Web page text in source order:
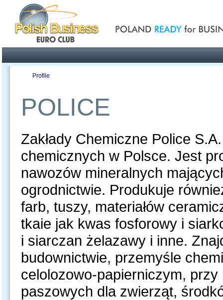
Profile
POLICE
Zakłady Chemiczne Police
chemicznych w Polsce. Jest
nawozów mineralnych
ogrodnictwie. Produkuje
farb, tuszy, materiałów
tkaie jak kwas fosforowy i
i siarczan żelazawy i inne.
budownictwie, przemyśle
celolozowo-papierniczym,
paszowych dla zwierząt,